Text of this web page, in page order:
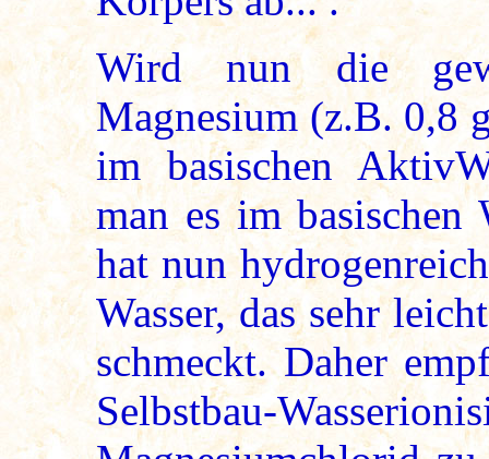
Wird nun die
Magnesium (z.B. 0,8
im basischen
man es im basischen
hat nun
Wasser, das sehr
schmeckt. Daher
Selbstbau-